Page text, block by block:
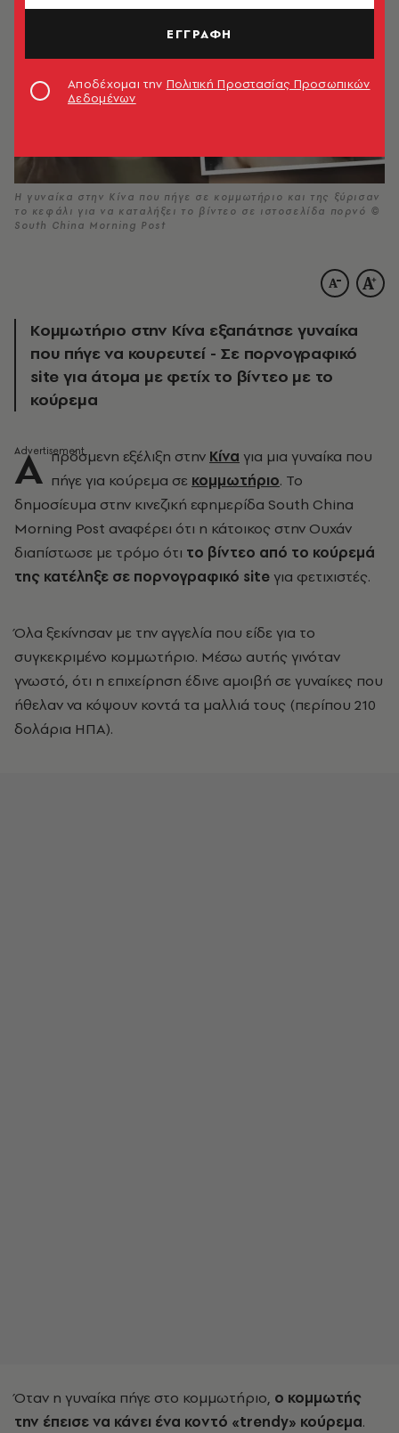
Η γυναίκα στην Κίνα που πήγε σε κομμωτήριο και της ξύρισαν
το κεφάλι για να καταλήξει το βίντεο σε ιστοσελίδα πορνό ©
South China Morning Post
Κομμωτήριο στην Κίνα εξαπάτησε γυναίκα
που πήγε να κουρευτεί - Σε πορνογραφικό
site για άτομα με φετίχ το βίντεο με το
κούρεμα
Α πρόσμενη εξέλιξη στην Κίνα για μια γυναίκα που
πήγε για κούρεμα σε κομμωτήριο. Το
δημοσίευμα στην κινεζική εφημερίδα South China
Morning Post αναφέρει ότι η κάτοικος στην Ουχάν
διαπίστωσε με τρόμο ότι το βίντεο από το κούρεμά
της κατέληξε σε πορνογραφικό siteγια φετιχιστές.
Όλα ξεκίνησαν με την αγγελία που είδε για το
συγκεκριμένο κομμωτήριο. Μέσω αυτής γινόταν
γνωστό, ότι η επιχείρηση έδινε αμοιβή σε γυναίκες που
ήθελαν να κόψουν κοντά τα μαλλιά τους (περίπου 210
δολάρια ΗΠΑ).
Όταν η γυναίκα πήγε στο κομμωτήριο, ο κομμωτής
την έπεισε να κάνει ένα κοντό «trendy» κούρεμα.
ΕΓΓΡΑΦΗ
Αποδέχομαι την Πολιτική Προστασίας Προσωπικών
Δεδομένων